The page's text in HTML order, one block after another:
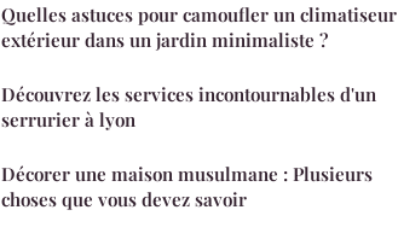
Quelles astuces pour camoufler un climatiseur
extérieur dans un jardin minimaliste ?
Découvrez les services incontournables d'un
serrurier à lyon
Décorer une maison musulmane : Plusieurs
choses que vous devez savoir